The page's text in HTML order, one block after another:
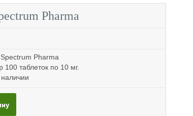
Pharma
Spectrum Pharma
100 таблеток по 10 мг.
наличии